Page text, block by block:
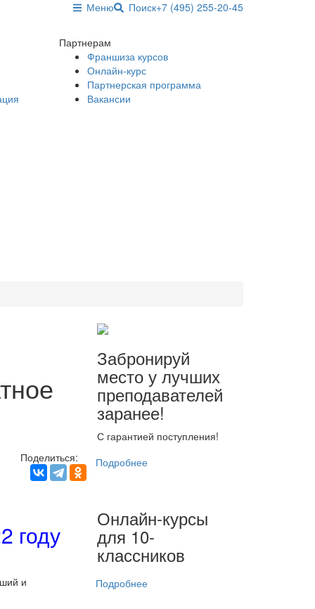
+7 (495) 255-20-45
Поиск
Меню
Партнерам
Франшиза курсов
Онлайн-курс
Партнерская программа
Вакансии
Поделиться:
году
и
Забронируй
место у лучших
преподавателей
заранее!
С гарантией поступления!
Подробнее
Онлайн-курсы
для 10-
классников
Подробнее